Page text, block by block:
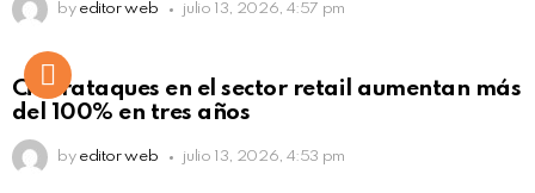
by editor web julio 13, 2026, 4:57 pm
Ciberataques en el sector retail aumentan más
del 100% en tres años
by editor web julio 13, 2026, 4:53 pm